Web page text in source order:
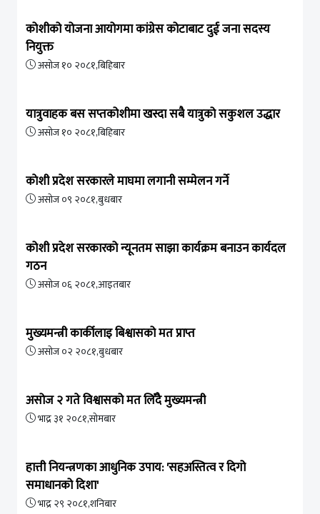
कोशीको योजना आयोगमा कांग्रेस कोटाबाट दुई जना सदस्य
नियुक्त
असोज १० २०८१,बिहिबार
यात्रुवाहक बस सप्तकोशीमा खस्दा सबै यात्रुको सकुशल उद्धार
असोज १० २०८१,बिहिबार
काेशी प्रदेश सरकारले माघमा लगानी सम्मेलन गर्ने
असोज ०९ २०८१,बुधबार
कोशी प्रदेश सरकारको न्यूनतम साझा कार्यक्रम बनाउन कार्यदल
गठन
असोज ०६ २०८१,आइतबार
मुख्यमन्त्री कार्कीलाइ बिश्वासको मत प्राप्त
असोज ०२ २०८१,बुधबार
असोज २ गते विश्वासको मत लिँदै मुख्यमन्त्री
भाद्र ३१ २०८१,सोमबार
हात्ती नियन्त्रणका आधुनिक उपाय: 'सहअस्तित्व र दिगो
समाधानको दिशा'
भाद्र २९ २०८१,शनिबार